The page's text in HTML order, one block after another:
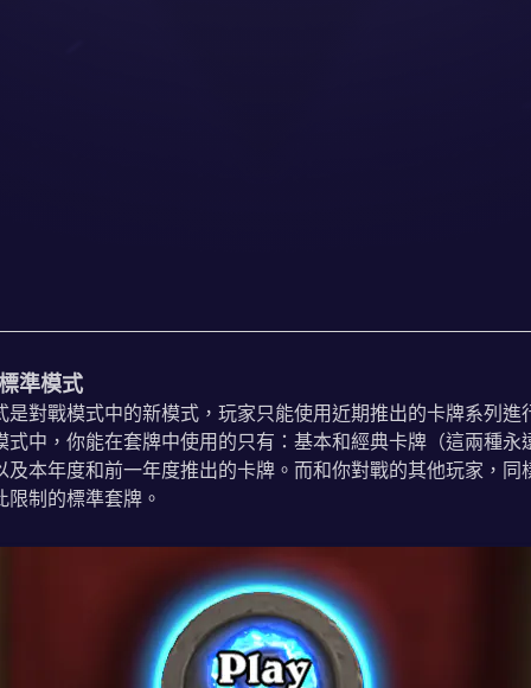
準模式
是對戰模式中的新模式，玩家只能使用近期推出的卡牌系列進
式中，你能在套牌中使用的只有：基本和經典卡牌（這兩種永
及本年度和前一年度推出的卡牌。而和你對戰的其他玩家，同
限制的標準套牌。